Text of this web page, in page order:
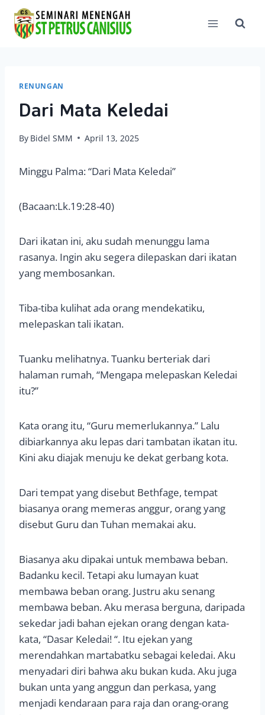
content
RENUNGAN
Dari Mata Keledai
By Bidel SMM April 13, 2025
Minggu Palma: “Dari Mata Keledai”
(Bacaan:Lk.19:28-40)
Dari ikatan ini, aku sudah menunggu lama
rasanya. Ingin aku segera dilepaskan dari ikatan
yang membosankan.
Tiba-tiba kulihat ada orang mendekatiku,
melepaskan tali ikatan.
Tuanku melihatnya. Tuanku berteriak dari
halaman rumah, “Mengapa melepaskan Keledai
itu?”
Kata orang itu, “Guru memerlukannya.” Lalu
dibiarkannya aku lepas dari tambatan ikatan itu.
Kini aku diajak menuju ke dekat gerbang kota.
Dari tempat yang disebut Bethfage, tempat
biasanya orang memeras anggur, orang yang
disebut Guru dan Tuhan memakai aku.
Biasanya aku dipakai untuk membawa beban.
Badanku kecil. Tetapi aku lumayan kuat
membawa beban orang. Justru aku senang
membawa beban. Aku merasa berguna, daripada
sekedar jadi bahan ejekan orang dengan kata-
kata, “Dasar Keledai! “. Itu ejekan yang
merendahkan martabatku sebagai keledai. Aku
menyadari diri bahwa aku bukan kuda. Aku juga
bukan unta yang anggun dan perkasa, yang
menjadi kendaraan para raja dan orang-orang